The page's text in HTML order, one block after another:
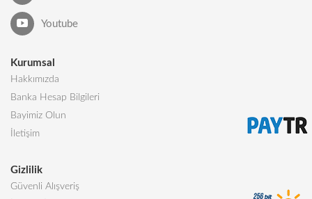
Youtube
Kurumsal
Hakkımızda
Banka Hesap Bilgileri
Bayimiz Olun
İletişim
Gizlilik
Güvenli Alışveriş